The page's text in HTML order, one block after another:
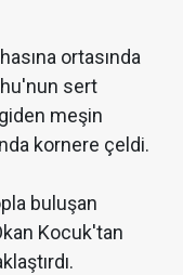
ortasında
sert
meşin
kornere çeldi.
buluşan
Kocuk'tan